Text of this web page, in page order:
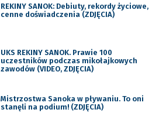
REKINY SANOK: Debiuty, rekordy życiowe,
cenne doświadczenia (ZDJĘCIA)
UKS REKINY SANOK. Prawie 100
uczestników podczas mikołajkowych
zawodów (VIDEO, ZDJĘCIA)
Mistrzostwa Sanoka w pływaniu. To oni
stanęli na podium! (ZDJĘCIA)